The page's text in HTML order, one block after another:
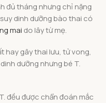
đủ tháng nhưng chỉ nặng
dinh dưỡng bào thai có
mai do lây từ mẹ.
hay gây thai lưu, tử vong,
dưỡng nhưng bé T.
đều được chẩn đoán mắc